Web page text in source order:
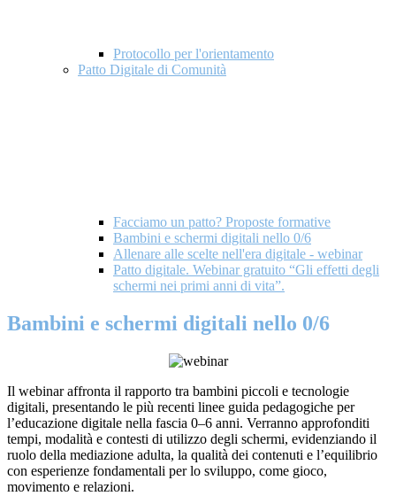
Protocollo per l'orientamento
Patto Digitale di Comunità
Facciamo un patto? Proposte formative
Bambini e schermi digitali nello 0/6
Allenare alle scelte nell'era digitale - webinar
Patto digitale. Webinar gratuito “Gli effetti degli
schermi nei primi anni di vita”.
Bambini e schermi digitali nello 0/6
Il webinar affronta il rapporto tra bambini piccoli e tecnologie
digitali, presentando le più recenti linee guida pedagogiche per
l’educazione digitale nella fascia 0–6 anni. Verranno approfonditi
tempi, modalità e contesti di utilizzo degli schermi, evidenziando il
ruolo della mediazione adulta, la qualità dei contenuti e l’equilibrio
con esperienze fondamentali per lo sviluppo, come gioco,
movimento e relazioni.